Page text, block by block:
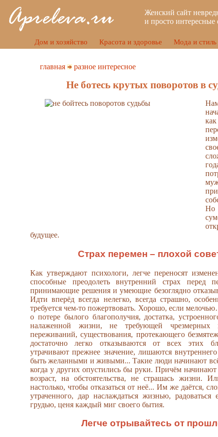
Женский сайт
и просто
Дом и хозяйство Красота и здоровье Мода и стиль
главная разное интересное
Не ботесь крутых поворотов в
Но
будущее.
Страх перемен – плохой
Как утверждают психологи, легче переносят
способные преодолеть внутренний страх перед
принимающие решения и умеющие безоглядно
Идти вперёд всегда нелегко, всегда страшно,
требуется чем-то пожертвовать. Хорошо, если
о потере былого благополучия, достатка,
налаженной жизни, не требующей чрезмерных
переживаний, существования, протекающего
достаточно легко отказываются от всех этих
утрачивают прежнее значение, лишаются
быть желанными и живыми... Такие люди начинают
когда у других опустились бы руки. Причём начинают
возраст, на обстоятельства, не страшась жизни.
настолько, чтобы отказаться от неё... Им же даётся,
утраченного, дар наслаждаться жизнью,
грудью, ценя каждый миг своего бытия.
Легче отрывайтесь от